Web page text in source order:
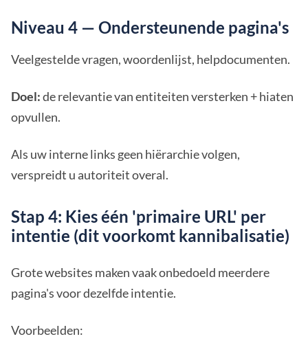
Niveau 4 — Ondersteunende pagina's
Veelgestelde vragen, woordenlijst, helpdocumenten.
Doel:de relevantie van entiteiten versterken + hiaten
opvullen.
Als uw interne links geen hiërarchie volgen,
verspreidt u autoriteit overal.
Stap 4: Kies één 'primaire URL' per
intentie (dit voorkomt kannibalisatie)
Grote websites maken vaak onbedoeld meerdere
pagina's voor dezelfde intentie.
Voorbeelden: